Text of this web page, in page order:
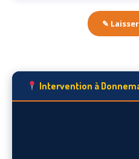
✎
Intervention à